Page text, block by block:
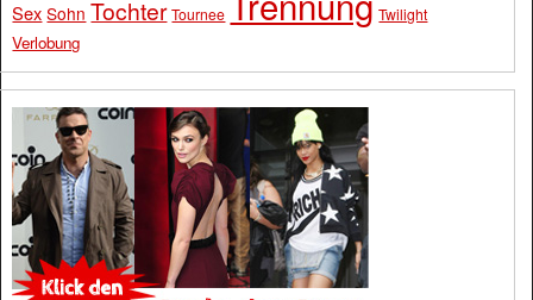
Sex Sohn Tochter Tournee Twilight
Verlobung